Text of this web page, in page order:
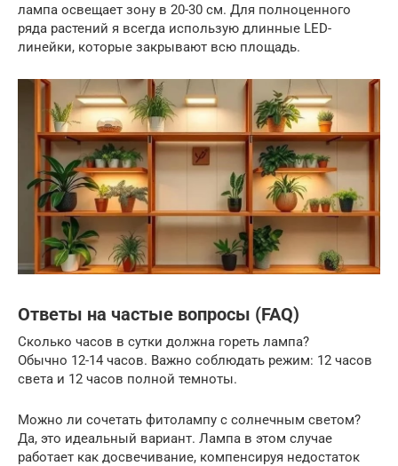
лампа освещает зону в 20-30 см. Для полноценного
ряда растений я всегда использую длинные LED-
линейки, которые закрывают всю площадь.
Ответы на частые вопросы (FAQ)
Сколько часов в сутки должна гореть лампа?
Обычно 12-14 часов. Важно соблюдать режим: 12 часов
света и 12 часов полной темноты.
Можно ли сочетать фитолампу с солнечным светом?
Да, это идеальный вариант. Лампа в этом случае
работает как досвечивание, компенсируя недостаток